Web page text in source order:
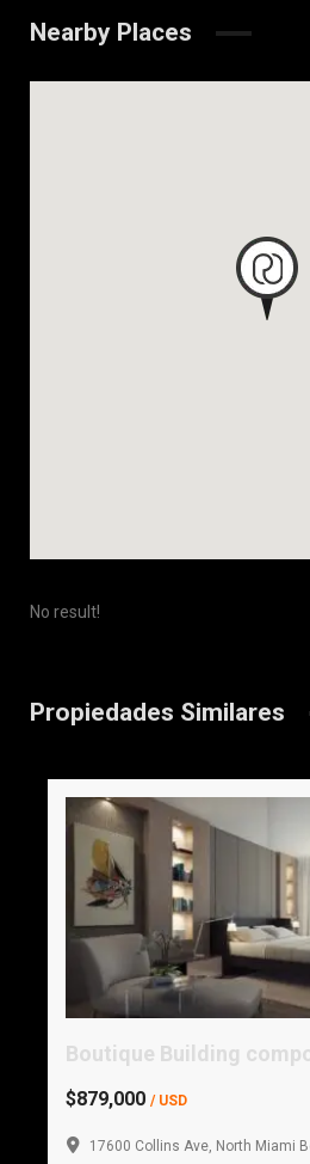
Nearby Places
No result!
Propiedades Similares
$879,000 / USD
17600 Collins Ave, North Miami